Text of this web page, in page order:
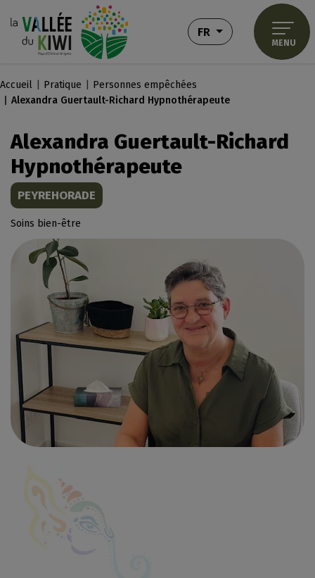
Panneau de gestion des cookies
Aller au contenu
FR- FRANÇAIS
MENU
Accueil Pratique
Personnes empêchées
Alexandra Guertault-Richard Hypnothérapeute
Alexandra Guertault-Richard
Hypnothérapeute
PEYREHORADE
Soins bien-être